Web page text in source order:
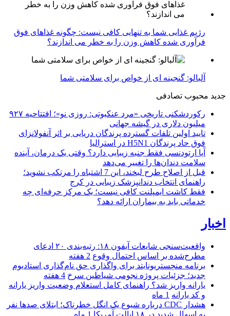
رژیم غذایی شما به تنهایی کافی نیست: چگونه غذاهای فوق
فرآوری شده کاهش وزن را به خطر می اندازند؟
آلبالو: گنجینه ای از خواص برای سلامتی شما
جدید محبوب تصادفی
رکوردشکنی تاریخی «مرد عنکبوتی: روزی نو»؛ افتتاحیه ۹۲۷
میلیون دلاری در گیشه جهانی
تایید اولین تلفات گسترده پرندگان دریایی بر اثر آنفولانزای
فوق حاد پرندگان H5N1 در استرالیا
آیا ارتودنسی فقط جنبه زیبایی دارد؟ وقتی یک درمان، آینده
سلامت دندان‌ها را تغییر می‌دهد
قبل از اصلاح طرح لبخند، این 7 اشتباه را مرتکب نشوید؛
راهنمای انتخاب دندانپزشک زیبایی در کرج
فقط کاشت ایمپلنت کافی نیست؛ یک مرکز حرفه‌ای چه
خدماتی باید به بیماران ارائه دهد؟
اخبار
واقعیت‌سنجی شایعات آیفون ۱۸: رتبه‌بندی ۲۰ ادعای
مطرح‌شده بر اساس احتمال وقوع 2 هفته
برنامه منچستریونایتد برای واگذاری حق نام‌گذاری استادیوم
جدید؛ جزئیات پروژه نجومی شیاطین سرخ 4 هفته
یارانه واریز شد؟ راهنمای کامل استعلام وضعیت واریز یارانه
و کد یارانه 1 ماه
هشدار CDC درباره شیوع یک انگل خطرناک؛ ابتلای صدها نفر